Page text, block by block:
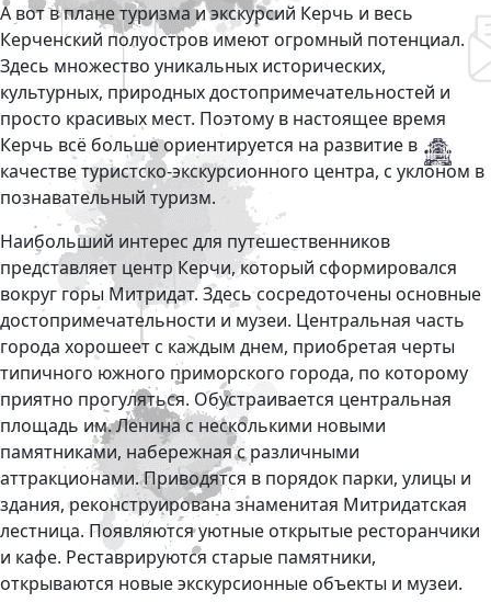
А вот в плане туризма и экскурсий Керчь и весь
Керченский полуостров имеют огромный потенциал.
Здесь множество уникальных исторических,
культурных, природных достопримечательностей и
просто красивых мест. Поэтому в настоящее время
Керчь всё больше ориентируется на развитие в
качестве туристско-экскурсионного центра, с уклоном в
познавательный туризм.
Наибольший интерес для путешественников
представляет центр Керчи, который сформировался
вокруг горы Митридат. Здесь сосредоточены основные
достопримечательности и музеи. Центральная часть
города хорошеет с каждым днем, приобретая черты
типичного южного приморского города, по которому
приятно прогуляться. Обустраивается центральная
площадь им. Ленина с несколькими новыми
памятниками, набережная с различными
аттракционами. Приводятся в порядок парки, улицы и
здания, реконструирована знаменитая Митридатская
лестница. Появляются уютные открытые ресторанчики
и кафе. Реставрируются старые памятники,
открываются новые экскурсионные объекты и музеи.